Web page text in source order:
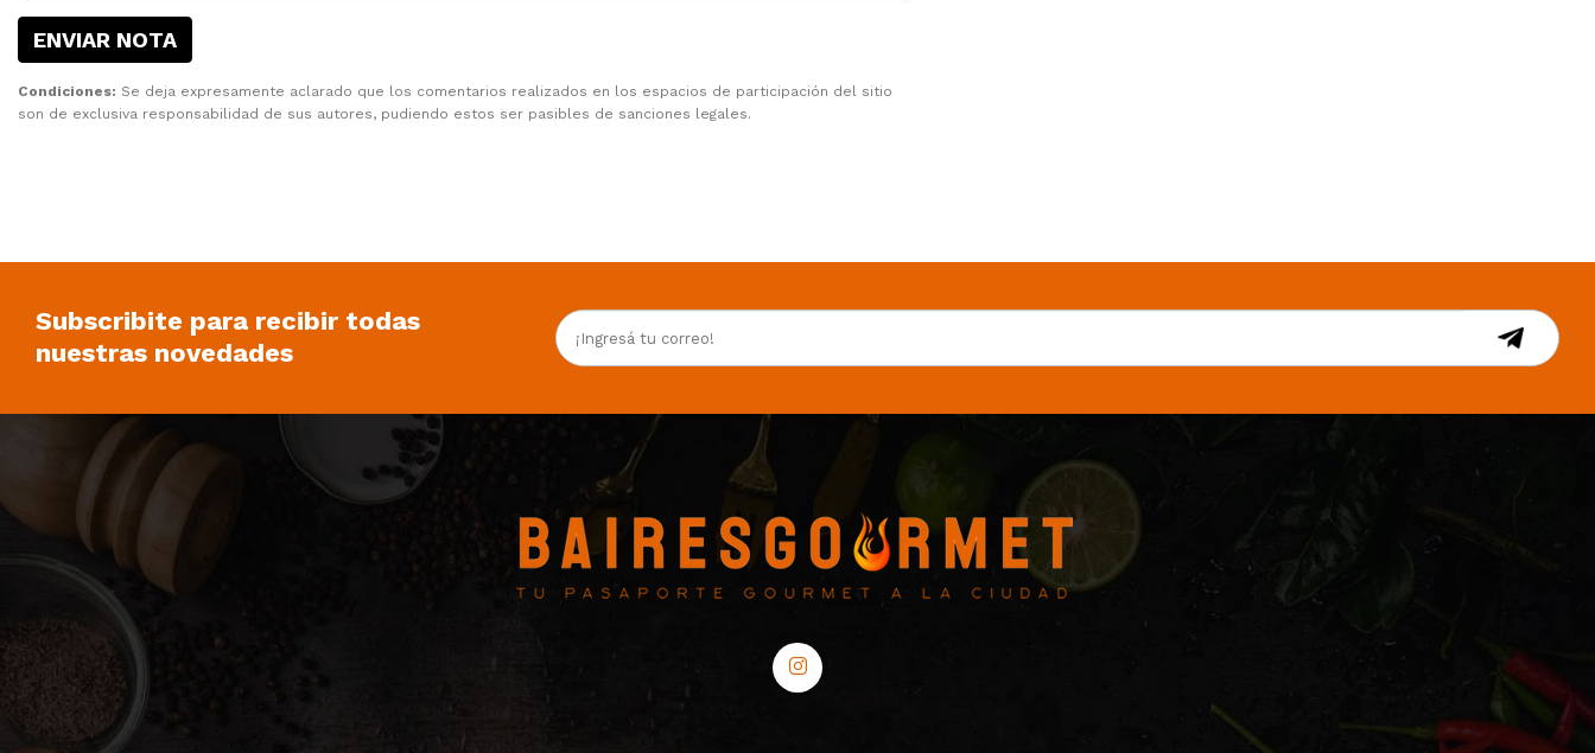
ENVIAR NOTA
Condiciones: Se deja expresamente aclarado que los comentarios realizados en los espacios de participación del sitio
son de exclusiva responsabilidad de sus autores, pudiendo estos ser pasibles de sanciones legales.
Subscribite para recibir todas
nuestras novedades